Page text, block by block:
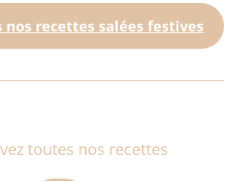
recettes salées festives
toutes nos recettes